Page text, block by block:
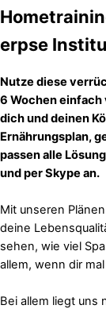
erpse
Nutze diese
6 Wochen einfach
dich und deinen
Ernährungsplan,
passen alle
und per Skype an.
Mit unseren
deine
sehen, wie viel
allem, wenn dir
Bei allem liegt uns